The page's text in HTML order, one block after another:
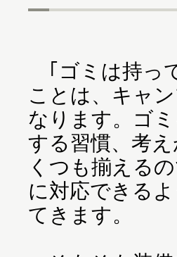
｢ゴミは持っ
ことは、キャ
なります。ゴ
する習慣、考
くつも揃える
に対応できる
てきます。